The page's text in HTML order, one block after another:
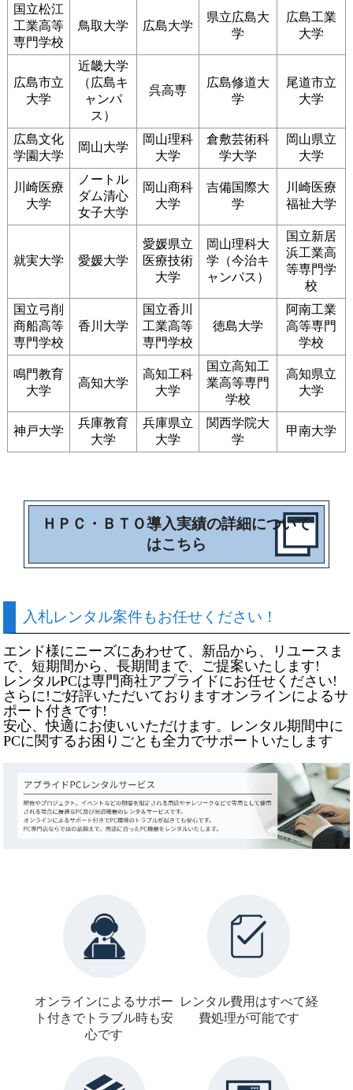
国立松江
工業高等
専門学校
鳥取大学 広島大学
県立広島大
学
広島工業
大学
広島市立
大学
近畿大学
（広島キ
ャンパ
ス）
呉高専
広島修道大
学
尾道市立
大学
広島文化
学園大学
岡山大学
岡山理科
大学
倉敷芸術科
学大学
岡山県立
大学
川崎医療
大学
ノートル
ダム清心
女子大学
岡山商科
大学
吉備国際大
学
川崎医療
福祉大学
就実大学 愛媛大学
愛媛県立
医療技術
大学
岡山理科大
学（今治キ
ャンパス）
国立新居
浜工業高
等専門学
校
国立弓削
商船高等
専門学校
香川大学
国立香川
工業高等
専門学校
徳島大学
阿南工業
高等専門
学校
鳴門教育
大学
高知大学
高知工科
大学
国立高知工
業高等専門
学校
高知県立
大学
神戸大学
兵庫教育
大学
兵庫県立
大学
関西学院大
学
甲南大学
ＨＰＣ・ＢＴＯ導入実績の詳細について
はこちら
入札レンタル案件もお任せください！
エンド様にニーズにあわせて、新品から、リユースま
で、短期間から、長期間まで、ご提案いたします!
レンタルPCは専門商社アプライドにお任せください!
さらに!ご好評いただいておりますオンラインによるサ
ポート付きです!
安心、快適にお使いいただけます。レンタル期間中に
PCに関するお困りごとも全力でサポートいたします
オンラインによるサポー
ト付きで トラブル時も安
心です
レンタル費用はすべて経
費処理が可能です